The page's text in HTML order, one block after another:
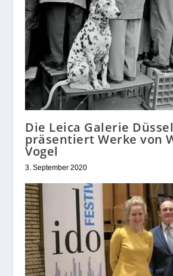
Die Leica Galerie
präsentiert Werke von
Vogel
3. September 2020